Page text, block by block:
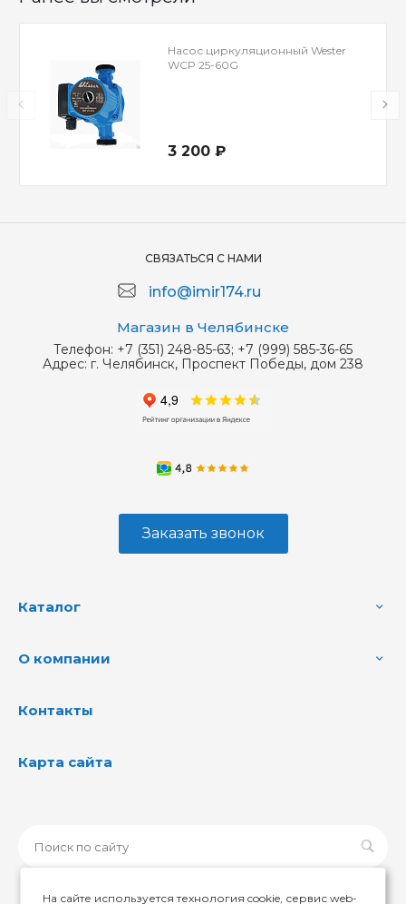
Насос циркуляционный Wester
WCP 25-60G
3 200 ₽
СВЯЗАТЬСЯ С НАМИ
info@imir174.ru
Магазин в Челябинске
Телефон: +7 (351) 248-85-63; +7 (999) 585-36-65
Адрес: г. Челябинск, Проспект Победы, дом 238
Заказать звонок
Каталог
О компании
Контакты
Карта сайта
На сайте используется технология cookie, сервис web-